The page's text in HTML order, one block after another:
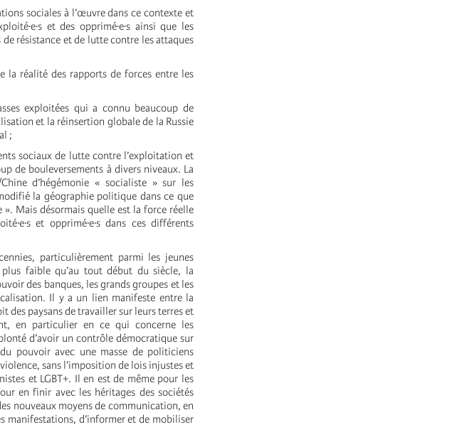
sociales à l’œuvre dans ce contexte et
et des opprimé·e·s ainsi que les
résistance et de lutte contre les attaques
la réalité des rapports de forces entre les
exploitées qui a connu beaucoup de
et la réinsertion globale de la Russie
;
sociaux de lutte contre l’exploitation et
de bouleversements à divers niveaux. La
d’hégémonie « socialiste » sur les
la géographie politique dans ce que
Mais désormais quelle est la force réelle
et opprimé·e·s dans ces différents
particulièrement parmi les jeunes
faible qu’au tout début du siècle, la
des banques, les grands groupes et les
Il y a un lien manifeste entre la
des paysans de travailler sur leurs terres et
en particulier en ce qui concerne les
d’avoir un contrôle démocratique sur
pouvoir avec une masse de politiciens
sans l’imposition de lois injustes et
et LGBT+. Il en est de même pour les
en finir avec les héritages des sociétés
nouveaux moyens de communication, en
manifestations, d’informer et de mobiliser